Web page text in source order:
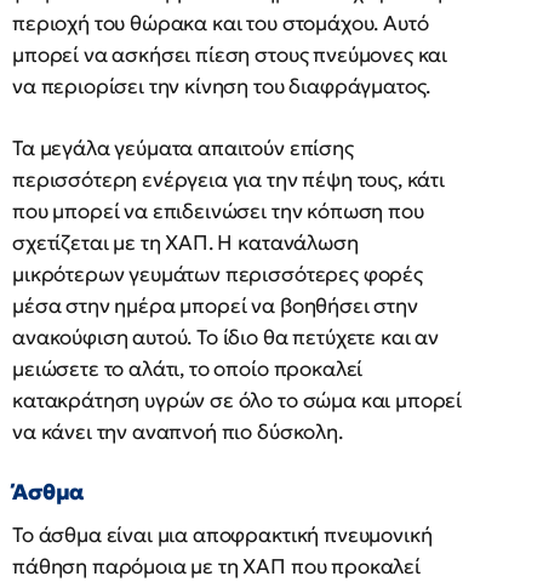
περιοχή του θώρακα και του στομάχου. Αυτό
μπορεί να ασκήσει πίεση στους πνεύμονες και
να περιορίσει την κίνηση του διαφράγματος.
Τα μεγάλα γεύματα απαιτούν επίσης
περισσότερη ενέργεια για την πέψη τους, κάτι
που μπορεί να επιδεινώσει την κόπωση που
σχετίζεται με τη ΧΑΠ. Η κατανάλωση
μικρότερων γευμάτων περισσότερες φορές
μέσα στην ημέρα μπορεί να βοηθήσει στην
ανακούφιση αυτού. Το ίδιο θα πετύχετε και αν
μειώσετε το αλάτι, το οποίο προκαλεί
κατακράτηση υγρών σε όλο το σώμα και μπορεί
να κάνει την αναπνοή πιο δύσκολη.
Άσθμα
Το άσθμα είναι μια αποφρακτική πνευμονική
πάθηση παρόμοια με τη ΧΑΠ που προκαλεί